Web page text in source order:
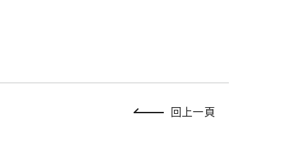
回上一頁